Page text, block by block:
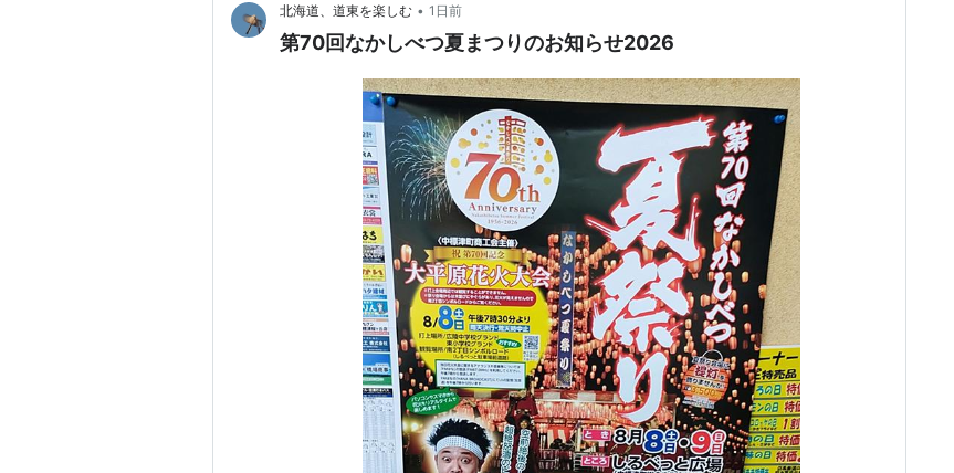
北海道、道東を楽しむ • 1日前
第70回なかしべつ夏まつりのお知らせ2026